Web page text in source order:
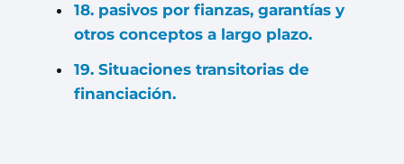
18. pasivos por fianzas, garantías y
otros conceptos a largo plazo.
19. Situaciones transitorias de
financiación.